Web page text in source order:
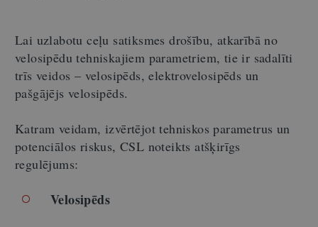
Lai uzlabotu ceļu satiksmes drošību, atkarībā no
velosipēdu tehniskajiem parametriem, tie ir sadalīti
trīs veidos – velosipēds, elektrovelosipēds un
pašgājējs velosipēds.
Katram veidam, izvērtējot tehniskos parametrus un
potenciālos riskus, CSL noteikts atšķirīgs
regulējums:
Velosipēds